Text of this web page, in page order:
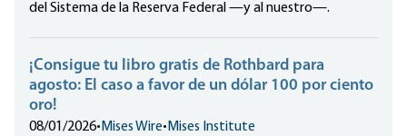
del Sistema de la Reserva Federal —y al nuestro—.
¡Consigue tu libro gratis de Rothbard para
agosto: El caso a favor de un dólar 100 por ciento
oro!
08/01/2026• Mises Wire• Mises Institute